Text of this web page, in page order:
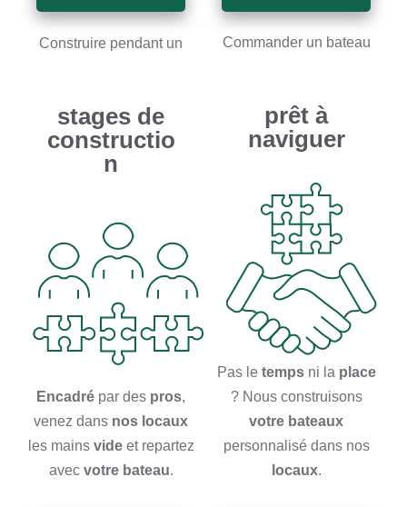
Construire pendant un
stages de
constructio
n
Encadré par des pros,
venez dans nos locaux
les mains videet repartez
avec votre bateau.
Commander un bateau
prêt à
naviguer
Pas le tempsni la place
? Nous construisons
votre bateaux
personnalisé dans nos
locaux.